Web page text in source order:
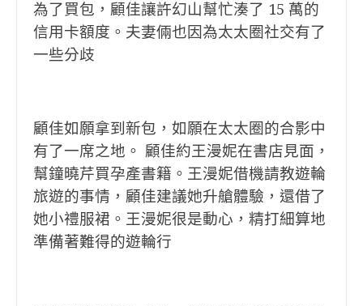
為了買包，顧佳讓許幻山幫忙湊了 15 萬的
信用卡額度。夫妻倆也因為太太圈社交有了
一些分歧
顧佳如願拿到新包，如願在太太圈的合影中
有了一席之地。 顧佳約王漫妮在書店見面，
幫鐘曉芹買孕產書籍。王漫妮借機請教遊輪
旅遊的事情，顧佳建議她升艙體驗，還借了
她小禮服裙。王漫妮很是動心，精打細算地
準備著難得的遊輪行